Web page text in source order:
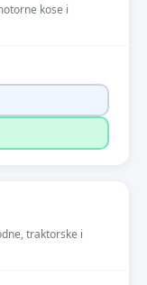
kose i
traktorske i